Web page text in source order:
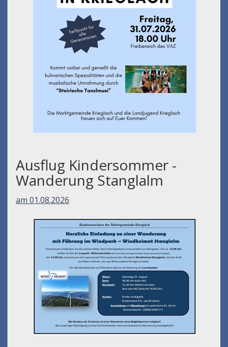
Ausflug Kindersommer -
Wanderung Stanglalm
am 01.08.2026